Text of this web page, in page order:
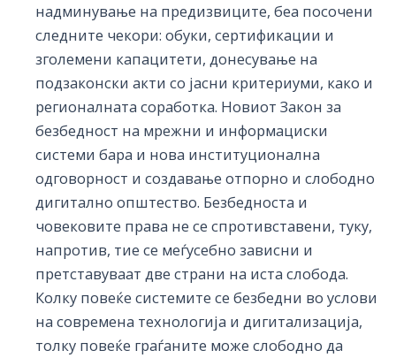
надминување на предизвиците, беа посочени
следните чекори: обуки, сертификации и
зголемени капацитети, донесување на
подзаконски акти со јасни критериуми, како и
регионалната соработка. Новиот Закон за
безбедност на мрежни и информациски
системи бара и нова институционална
одговорност и создавање отпорно и слободно
дигитално општество. Безбедноста и
човековите права не се спротивставени, туку,
напротив, тие се меѓусебно зависни и
претставуваат две страни на иста слобода.
Колку повеќе системите се безбедни во услови
на современа технологија и дигитализација,
толку повеќе граѓаните може слободно да